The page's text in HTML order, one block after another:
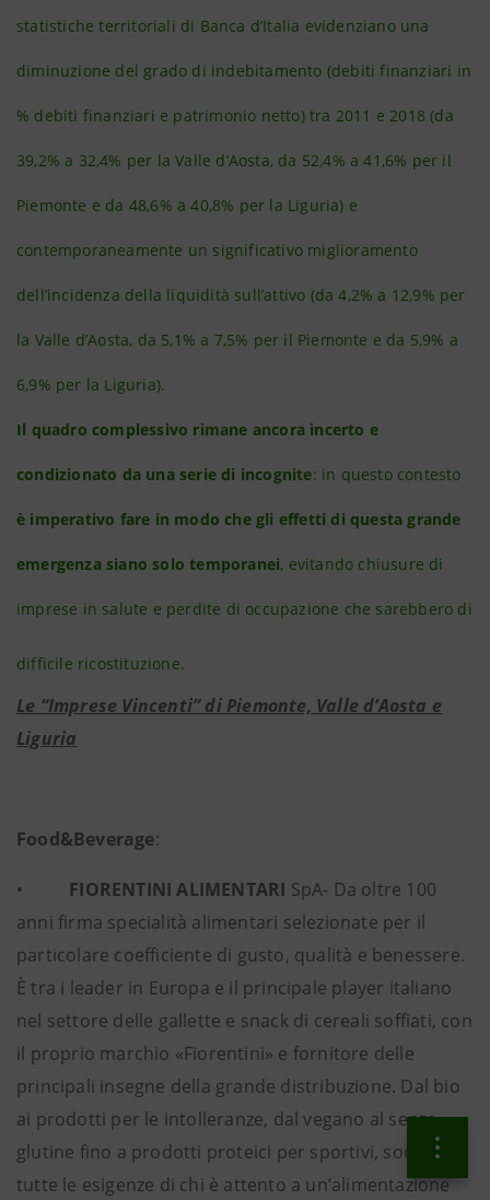
statistiche territoriali di Banca d’Italia evidenziano una
diminuzione del grado di indebitamento (debiti finanziari in
% debiti finanziari e patrimonio netto) tra 2011 e 2018 (da
39,2% a 32,4% per la Valle d’Aosta, da 52,4% a 41,6% per il
Piemonte e da 48,6% a 40,8% per la Liguria) e
contemporaneamente un significativo miglioramento
dell’incidenza della liquidità sull’attivo (da 4,2% a 12,9% per
la Valle d’Aosta, da 5,1% a 7,5% per il Piemonte e da 5,9% a
6,9% per la Liguria).
Il quadro complessivo rimane ancora incerto e
condizionato da una serie di incognite: in questo contesto
è imperativo fare in modo che gli effetti di questa grande
emergenza siano solo temporanei, evitando chiusure di
imprese in salute e perdite di occupazione che sarebbero di
difficile ricostituzione.
Le “Imprese Vincenti” di Piemonte, Valle d’Aosta e
Liguria
Food&Beverage:
• FIORENTINI ALIMENTARI SpA- Da oltre 100
anni firma specialità alimentari selezionate per il
particolare coefficiente di gusto, qualità e benessere.
È tra i leader in Europa e il principale player italiano
nel settore delle gallette e snack di cereali soffiati, con
il proprio marchio «Fiorentini» e fornitore delle
principali insegne della grande distribuzione. Dal bio
ai prodotti per le intolleranze, dal vegano al senza
glutine fino a prodotti proteici per sportivi, soddisfa
tutte le esigenze di chi è attento a un’alimentazione